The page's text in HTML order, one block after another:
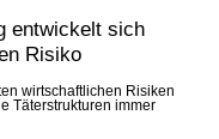
entwickelt sich
Risiko
wirtschaftlichen Risiken
Täterstrukturen immer